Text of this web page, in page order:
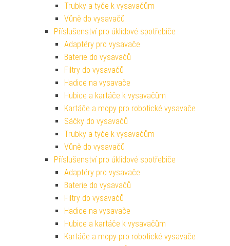
Trubky a tyče k vysavačům
Vůně do vysavačů
Příslušenství pro úklidové spotřebiče
Adaptéry pro vysavače
Baterie do vysavačů
Filtry do vysavačů
Hadice na vysavače
Hubice a kartáče k vysavačům
Kartáče a mopy pro robotické vysavače
Sáčky do vysavačů
Trubky a tyče k vysavačům
Vůně do vysavačů
Příslušenství pro úklidové spotřebiče
Adaptéry pro vysavače
Baterie do vysavačů
Filtry do vysavačů
Hadice na vysavače
Hubice a kartáče k vysavačům
Kartáče a mopy pro robotické vysavače